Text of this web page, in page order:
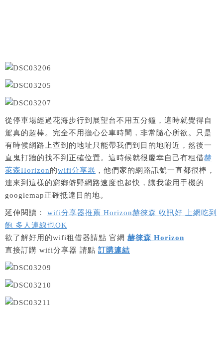
從停車場經過花海步行到展望台不用五分鐘，這時就覺得自
駕真的超棒。完全不用擔心公車時間，非常隨心所欲。只是
有時候網路上查到的地址只能帶我們到目的地附近，然後一
直鬼打牆的找不到正確位置。這時候就很慶幸自己有租借赫
萊森Horizon的wifi分享器 ，他們家的網路訊號一直都很棒，
連來到這樣的窮鄉僻野網路速度也超快，讓我能用手機的
googlemap正確抵達目的地。
延伸閱讀： wifi分享器推薦 Horizon赫徠森 收訊好 上網吃到
飽 多人連線也OK
欲了解好用的wifi租借器請點 官網 赫徠森 Horizon
直接訂購 wifi分享器 請點 訂購連結